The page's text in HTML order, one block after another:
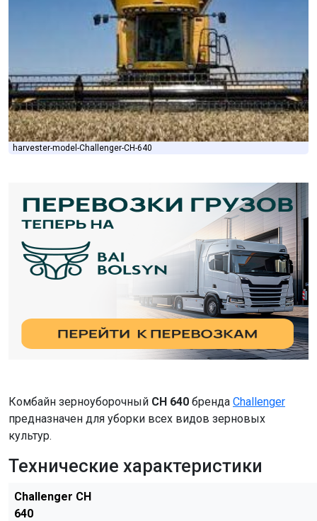
harvester-model-Challenger-CH-640
Комбайн зерноуборочный CH 640 бренда Challenger
предназначен для уборки всех видов зерновых
культур.
Технические характеристики
Challenger CH
640